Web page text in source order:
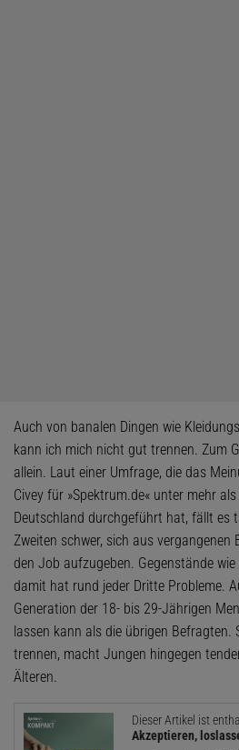
Auch von banalen Dingen wie
kann ich mich nicht gut trennen. Zum
allein. Laut einer Umfrage, die das
Civey für »Spektrum.de« unter mehr
Deutschland durchgeführt hat, fällt es
Zweiten schwer, sich aus vergangenen
den Job aufzugeben. Gegenstände
damit hat rund jeder Dritte Probleme.
Generation der 18- bis 29-Jährigen
lassen kann als die übrigen Befragten.
trennen, macht Jungen hingegen
Älteren.
Dieser Artikel ist
Akzeptieren,